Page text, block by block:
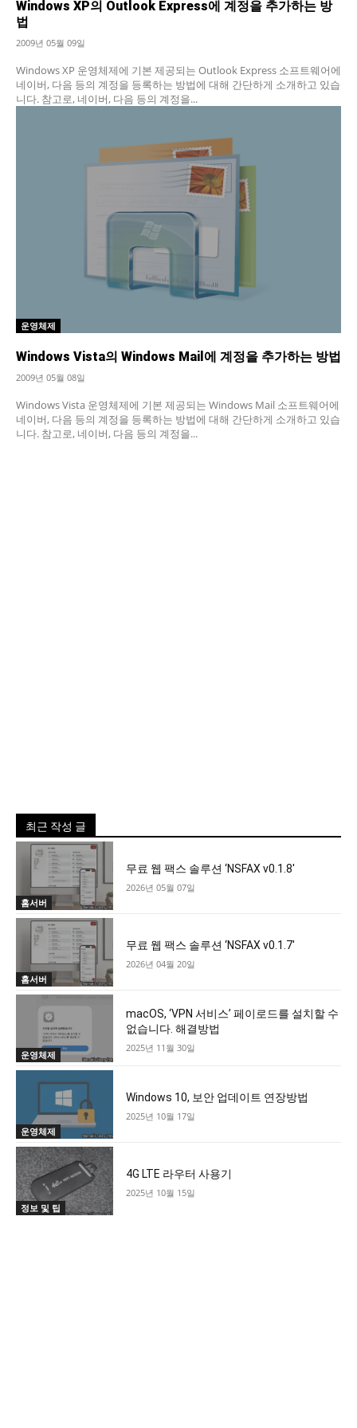
Windows XP의 Outlook Express에 계정을 추가하는 방
법
2009년 05월 09일
Windows XP 운영체제에 기본 제공되는 Outlook Express 소프트웨어에
네이버, 다음 등의 계정을 등록하는 방법에 대해 간단하게 소개하고 있습
니다. 참고로, 네이버, 다음 등의 계정을...
운영체제
Windows Vista의 Windows Mail에 계정을 추가하는 방법
2009년 05월 08일
Windows Vista 운영체제에 기본 제공되는 Windows Mail 소프트웨어에
네이버, 다음 등의 계정을 등록하는 방법에 대해 간단하게 소개하고 있습
니다. 참고로, 네이버, 다음 등의 계정을...
최근 작성 글
홈서버
무료 웹 팩스 솔루션 ‘NSFAX v0.1.8′
2026년 05월 07일
홈서버
무료 웹 팩스 솔루션 ‘NSFAX v0.1.7′
2026년 04월 20일
운영체제
macOS, ‘VPN 서비스’ 페이로드를 설치할 수
없습니다. 해결방법
2025년 11월 30일
운영체제
Windows 10, 보안 업데이트 연장방법
2025년 10월 17일
정보 및 팁
4G LTE 라우터 사용기
2025년 10월 15일